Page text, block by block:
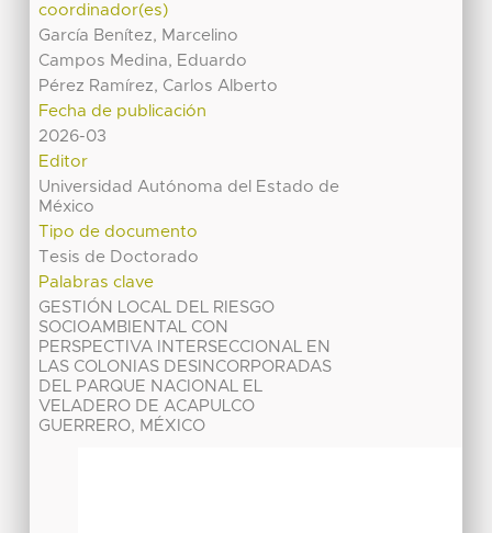
coordinador(es)
García Benítez, Marcelino
Campos Medina, Eduardo
Pérez Ramírez, Carlos Alberto
Fecha de publicación
2026-03
Editor
Universidad Autónoma del Estado de
México
Tipo de documento
Tesis de Doctorado
Palabras clave
GESTIÓN LOCAL DEL RIESGO
SOCIOAMBIENTAL CON
PERSPECTIVA INTERSECCIONAL EN
LAS COLONIAS DESINCORPORADAS
DEL PARQUE NACIONAL EL
VELADERO DE ACAPULCO
GUERRERO, MÉXICO